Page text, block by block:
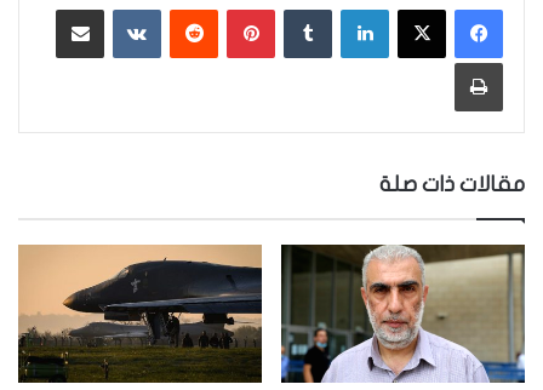
لينكدإن بينتيريست ‏VKontakte
طباعة
مقالات ذات صلة